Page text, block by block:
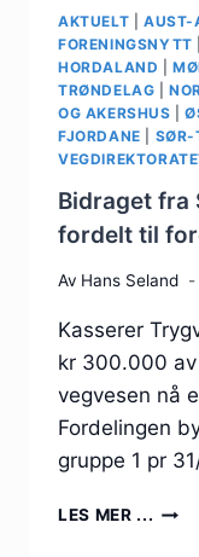
AKTUELT AUST-
FORENINGSNYTT
HORDALAND |
TRØNDELAG |
OG AKERSHUS |
FJORDANE
SØR-
Bidraget fra
fordelt til
Av Hans Seland
Kasserer
kr 300.000
vegvesen nå
Fordelingen
gruppe 1 pr
LES MER ...